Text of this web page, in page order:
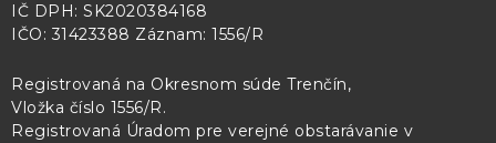
IČ DPH: SK2020384168
IČO: 31423388 Záznam: 1556/R
Registrovaná na Okresnom súde Trenčín,
Vložka číslo 1556/R.
Registrovaná Úradom pre verejné obstarávanie v